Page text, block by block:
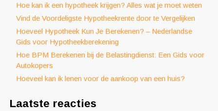
Hoe kan ik een hypotheek krijgen? Alles wat je moet weten
Vind de Voordeligste Hypotheekrente door te Vergelijken
Hoeveel Hypotheek Kun Je Berekenen? – Nederlandse
Gids voor Hypotheekberekening
Hoe BPM Berekenen bij de Belastingdienst: Een Gids voor
Autokopers
Hoeveel kan ik lenen voor de aankoop van een huis?
Laatste reacties